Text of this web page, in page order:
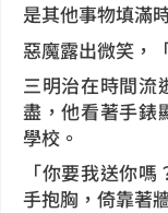
是其他事物填滿
惡魔露出微笑，
三明治在時間流
盡，他看著手錶
學校。
「你要我送你
手抱胸，倚靠著